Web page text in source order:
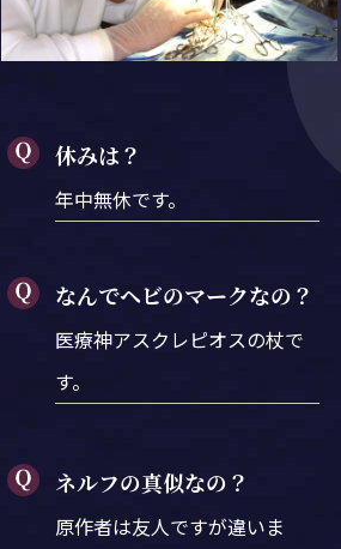
休みは？
年中無休です。
なんでヘビのマークなの？
医療神アスクレピオスの杖で
す。
ネルフの真似なの？
原作者は友人ですが違いま